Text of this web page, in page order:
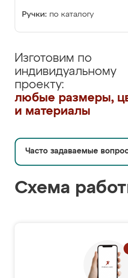
Ручки: по каталогу
Изготовим по
индивидуальному
проекту:
любые размеры,
и материалы
Часто задаваемые
Схема